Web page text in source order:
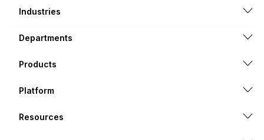
Industries
Departments
Products
Platform
Resources